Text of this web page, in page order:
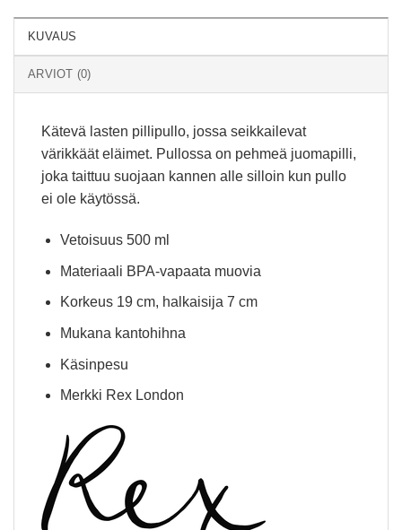
KUVAUS
ARVIOT (0)
Kätevä lasten pillipullo, jossa seikkailevat
värikkäät eläimet. Pullossa on pehmeä juomapilli,
joka taittuu suojaan kannen alle silloin kun pullo
ei ole käytössä.
Vetoisuus 500 ml
Materiaali BPA-vapaata muovia
Korkeus 19 cm, halkaisija 7 cm
Mukana kantohihna
Käsinpesu
Merkki Rex London